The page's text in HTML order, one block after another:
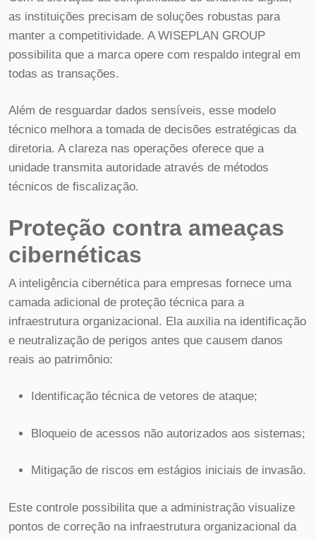
as instituições precisam de soluções robustas para
manter a competitividade. A WISEPLAN GROUP
possibilita que a marca opere com respaldo integral em
todas as transações.
Além de resguardar dados sensíveis, esse modelo
técnico melhora a tomada de decisões estratégicas da
diretoria. A clareza nas operações oferece que a
unidade transmita autoridade através de métodos
técnicos de fiscalização.
Proteção contra ameaças
cibernéticas
A inteligência cibernética para empresas fornece uma
camada adicional de proteção técnica para a
infraestrutura organizacional. Ela auxilia na identificação
e neutralização de perigos antes que causem danos
reais ao patrimônio:
Identificação técnica de vetores de ataque;
Bloqueio de acessos não autorizados aos sistemas;
Mitigação de riscos em estágios iniciais de invasão.
Este controle possibilita que a administração visualize
pontos de correção na infraestrutura organizacional da